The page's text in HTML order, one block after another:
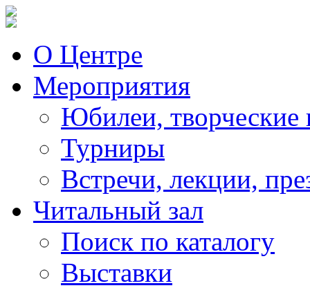
О Центре
Мероприятия
Юбилеи, творческие
Турниры
Встречи, лекции,
Читальный зал
Поиск по каталогу
Выставки